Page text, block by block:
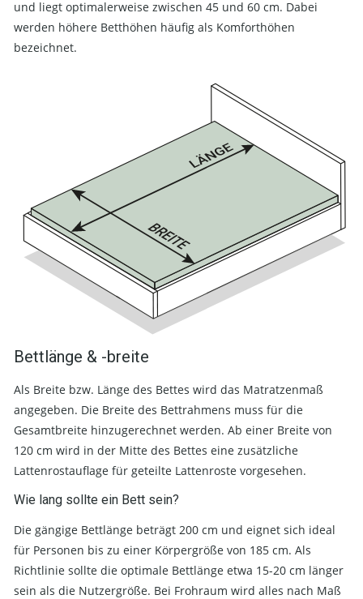
und liegt optimalerweise zwischen 45 und 60 cm. Dabei
werden höhere Betthöhen häufig als Komforthöhen
bezeichnet.
Bettlänge & -breite
Als Breite bzw. Länge des Bettes wird das Matratzenmaß
angegeben. Die Breite des Bettrahmens muss für die
Gesamtbreite hinzugerechnet werden. Ab einer Breite von
120 cm wird in der Mitte des Bettes eine zusätzliche
Lattenrostauflage für geteilte Lattenroste vorgesehen.
Wie lang sollte ein Bett sein?
Die gängige Bettlänge beträgt 200 cm und eignet sich ideal
für Personen bis zu einer Körpergröße von 185 cm. Als
Richtlinie sollte die optimale Bettlänge etwa 15-20 cm länger
sein als die Nutzergröße. Bei Frohraum wird alles nach Maß